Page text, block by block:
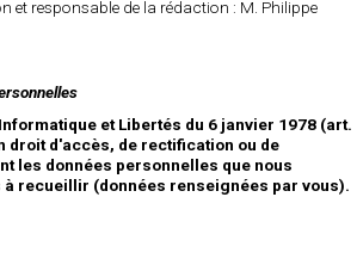
et responsable de la rédaction : M. Philippe
et Libertés du 6 janvier 1978 (art.
droit d'accès, de rectification ou de
les données personnelles que nous
recueillir (données renseignées par vous).